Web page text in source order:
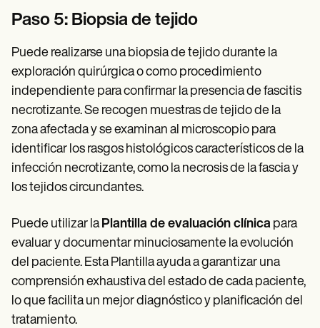
Paso 5: Biopsia de tejido
Puede realizarse una biopsia de tejido durante la
exploración quirúrgica o como procedimiento
independiente para confirmar la presencia de fascitis
necrotizante. Se recogen muestras de tejido de la
zona afectada y se examinan al microscopio para
identificar los rasgos histológicos característicos de la
infección necrotizante, como la necrosis de la fascia y
los tejidos circundantes.
Puede utilizar laPlantilla de evaluación clínica para
evaluar y documentar minuciosamente la evolución
del paciente. Esta Plantilla ayuda a garantizar una
comprensión exhaustiva del estado de cada paciente,
lo que facilita un mejor diagnóstico y planificación del
tratamiento.